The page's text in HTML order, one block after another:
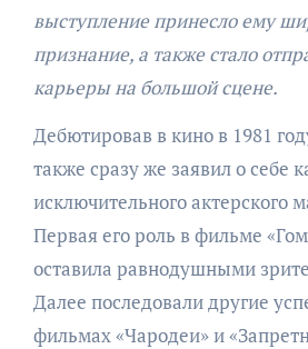
выступление принесло ему
признание, а также стало
карьеры на большой сцене.
Дебютировав в кино в 1981
также сразу же заявил о себе
исключительного актерского
Первая его роль в фильме
оставила равнодушными
Далее последовали другие
фильмах «Чародеи» и